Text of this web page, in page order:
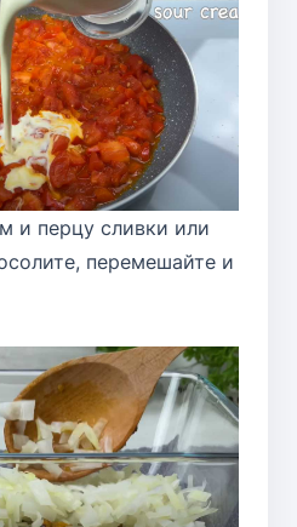
и перцу сливки или
перемешайте и